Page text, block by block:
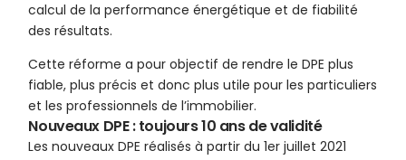
calcul de la performance énergétique et de fiabilité
des résultats.
Cette réforme a pour objectif de rendre le DPE plus
fiable, plus précis et donc plus utile pour les particuliers
et les professionnels de l’immobilier.
Nouveaux DPE : toujours 10 ans de validité
Les nouveaux DPE réalisés à partir du 1er juillet 2021